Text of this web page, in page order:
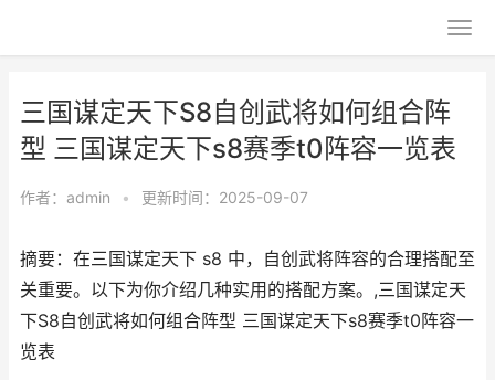
三国谋定天下S8自创武将如何组合阵
型 三国谋定天下s8赛季t0阵容一览表
作者： admin • 更新时间：2025-09-07
摘要：在三国谋定天下 s8 中，自创武将阵容的合理搭配至
关重要。以下为你介绍几种实用的搭配方案。,三国谋定天
下S8自创武将如何组合阵型 三国谋定天下s8赛季t0阵容一
览表